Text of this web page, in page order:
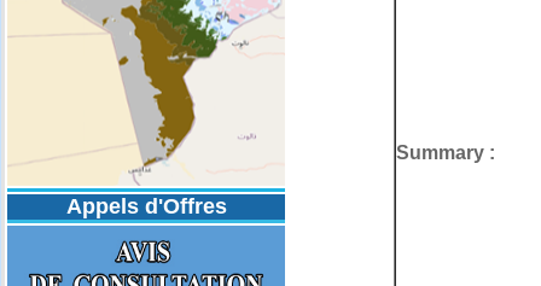
Appels d'Offres
Summary :